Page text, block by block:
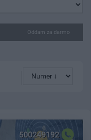
Oddam za darmo
500249192